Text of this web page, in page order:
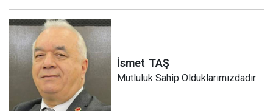
İsmet TAŞ
Mutluluk Sahip Olduklarımızdadır